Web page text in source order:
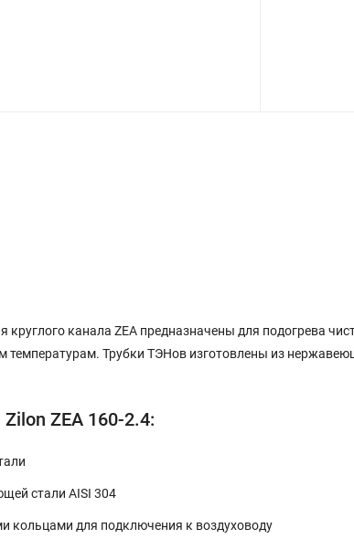
круглого канала ZEA предназначены для подогрева
температурам. Трубки ТЭНов изготовлены из
ZEA 160-2.4:
стали AISI 304
кольцами для подключения к воздуховоду